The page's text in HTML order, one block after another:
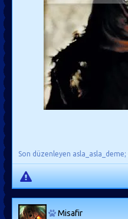
Son düzenleyen asla_asla_deme;
Misafir